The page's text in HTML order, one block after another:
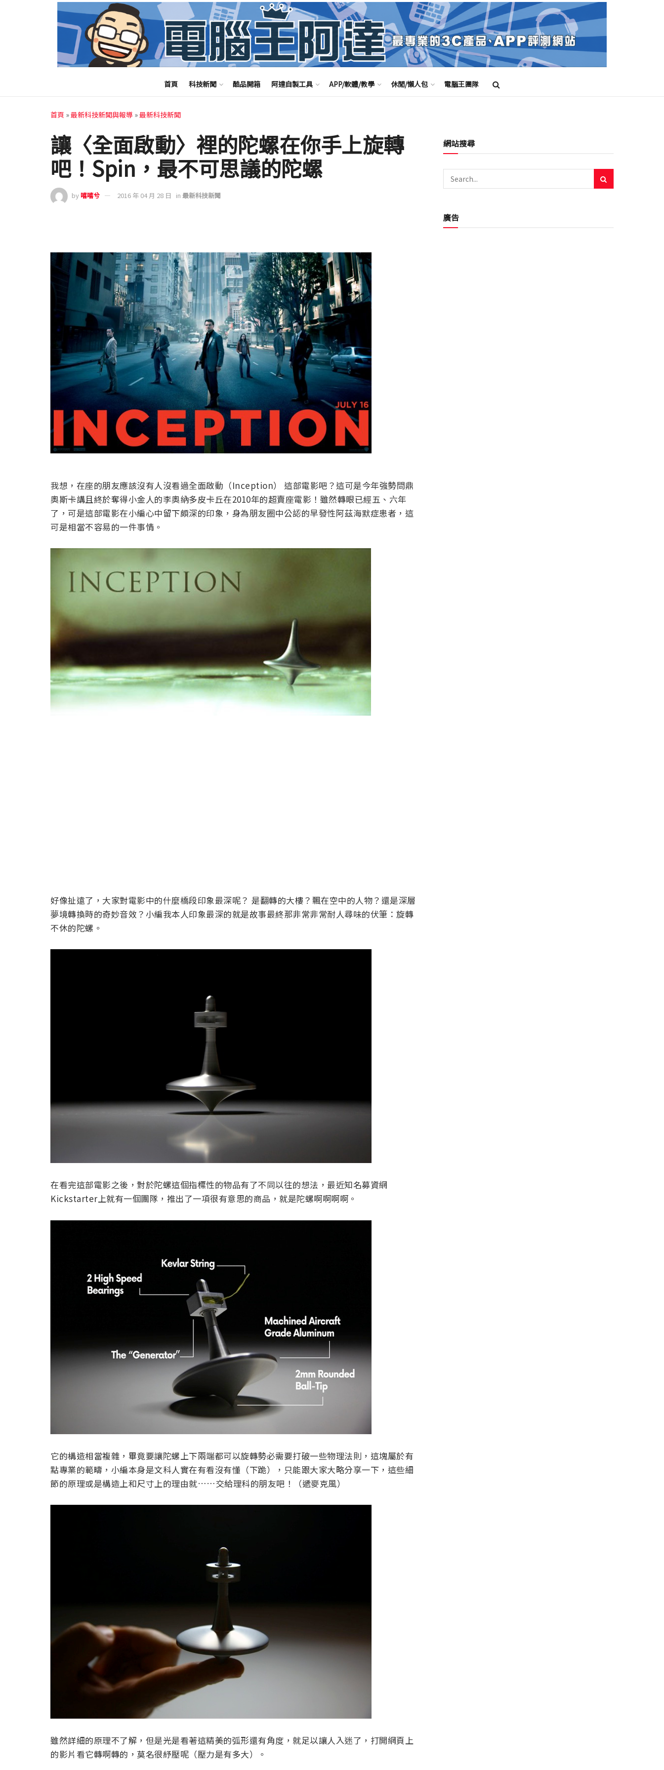
首頁 科技新聞 酷品開箱 阿達自製工具 APP/軟體/教學 休閒/懶人包 電腦王團隊
首頁 »最新科技新聞與報導 »最新科技新聞
讓〈全面啟動〉裡的陀螺在你手上旋轉
吧！Spin，最不可思議的陀螺
by嘻嘻兮 2016 年 04 月 28 日 in 最新科技新聞
我想，在座的朋友應該沒有人沒看過全面啟動（Inception） 這部電影吧？這可是今年強勢問鼎
奧斯卡講且終於奪得小金人的李奧納多皮卡丘在2010年的超賣座電影！雖然轉眼已經五、六年
了，可是這部電影在小編心中留下頗深的印象，身為朋友圈中公認的早發性阿茲海默症患者，這
可是相當不容易的一件事情。
好像扯遠了，大家對電影中的什麼橋段印象最深呢？ 是翻轉的大樓？飄在空中的人物？還是深層
夢境轉換時的奇妙音效？小編我本人印象最深的就是故事最終那非常非常耐人尋味的伏筆：旋轉
不休的陀螺。
在看完這部電影之後，對於陀螺這個指標性的物品有了不同以往的想法，最近知名募資網
Kickstarter上就有一個團隊，推出了一項很有意思的商品，就是陀螺啊啊啊啊。
它的構造相當複雜，畢竟要讓陀螺上下兩端都可以旋轉勢必需要打破一些物理法則，這塊屬於有
點專業的範疇，小編本身是文科人實在有看沒有懂（下跪），只能跟大家大略分享一下，這些細
節的原理或是構造上和尺寸上的理由就……交給理科的朋友吧！（遞麥克風）
雖然詳細的原理不了解，但是光是看著這精美的弧形還有角度，就足以讓人入迷了，打開網頁上
的影片看它轉啊轉的，莫名很紓壓呢（壓力是有多大）。
網站搜尋
廣告